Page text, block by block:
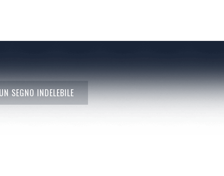
SEGNO INDELEBILE